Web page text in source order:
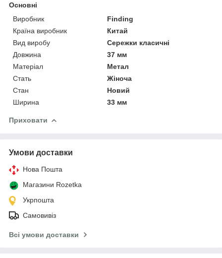
Основні
Виробник
Finding
Країна виробник
Китай
Вид виробу
Сережки класичні
Довжина
37 мм
Матеріал
Метал
Стать
Жіноча
Стан
Новий
Ширина
33 мм
Приховати
Умови доставки
Нова Пошта
Магазини Rozetka
Укрпошта
Самовивіз
Всі умови доставки